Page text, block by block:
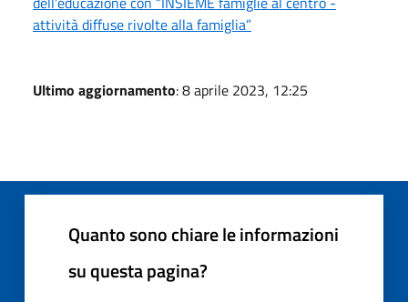
attività diffuse rivolte alla famiglia”
Ultimo aggiornamento: 8 aprile 2023, 12:25
Quanto sono chiare le informazioni
su questa pagina?